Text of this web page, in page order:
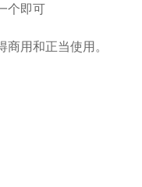
个即可
用和正当使用。